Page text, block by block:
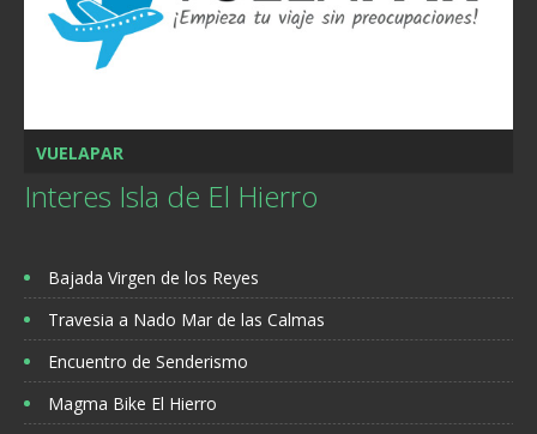
VUELAPAR
Interes Isla de El Hierro
Bajada Virgen de los Reyes
Travesia a Nado Mar de las Calmas
Encuentro de Senderismo
Magma Bike El Hierro